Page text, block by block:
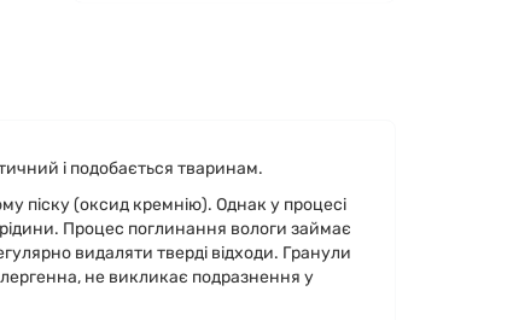
і подобається тваринам.
піску (оксид кремнію). Однак у процесі
Процес поглинання вологи займає
видаляти тверді відходи. Гранули
не викликає подразнення у